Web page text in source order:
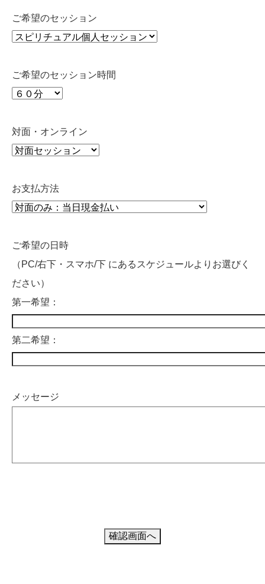
ご希望のセッション
ご希望のセッション時間
対面・オンライン
お支払方法
ご希望の日時
（PC/右下・スマホ/下 にあるスケジュールよりお選びく
ださい）
第一希望：
第二希望：
メッセージ